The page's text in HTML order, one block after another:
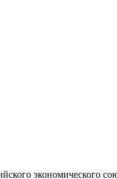
экономического